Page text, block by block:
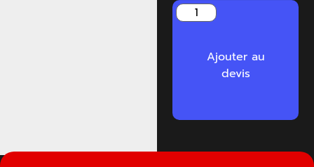
Ajouter au
devis